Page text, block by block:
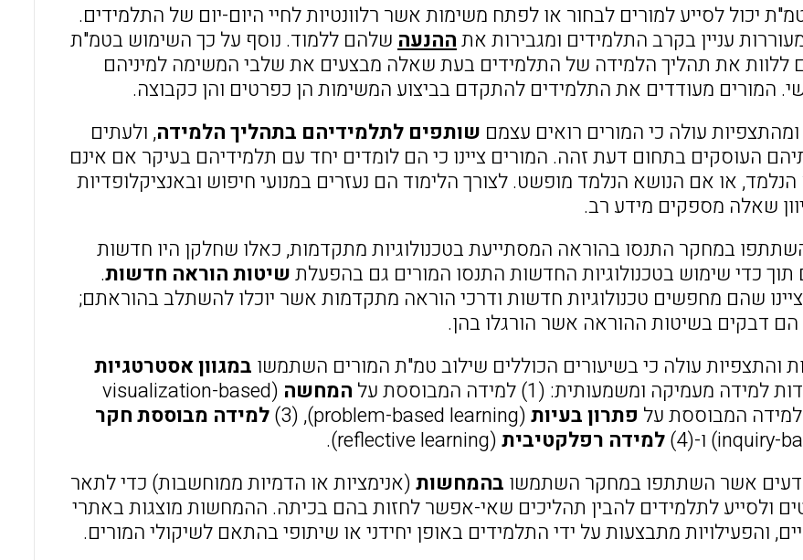
יכול לסייע למורים לבחור או לפתח משימות אשר רלוונטיות לחיי היום-יום של התלמידים.
עניין בקרב התלמידים ומגבירות אתההנעה שלהם ללמוד. נוסף על כך השימוש בטמ"ת
ללוות את תהליך הלמידה של התלמידים בעת שאלה מבצעים את שלבי המשימה למיניהם
המורים מעודדים את התלמידים להתקדם בביצוע המשימות הן כפרטים והן כקבוצה.
שותפים לתלמידיהם בתהליך הלמידה, ולעתים
העוסקים בתחום דעת זהה. המורים ציינו כי הם לומדים יחד עם תלמידיהם בעיקר אם אינם
או אם הנושא הנלמד מופשט. לצורך הלימוד הם נעזרים במנועי חיפוש ובאנציקלופדיות
שאלה מספקים מידע רב.
במחקר התנסו בהוראה המסתייעת בטכנולוגיות מתקדמות, כאלו שחלקן היו חדשות
תוך כדי שימוש בטכנולוגיות החדשות התנסו המורים גם בהפעלתשיטות הוראה חדשות.
שהם מחפשים טכנולוגיות חדשות ודרכי הוראה מתקדמות אשר יוכלו להשתלב בהוראתם;
הם דבקים בשיטות ההוראה אשר הורגלו בהן.
והתצפיות עולה כי בשיעורים הכוללים שילוב טמ"ת המורים השתמשו במגוון אסטרטגיות
מעמיקה ומשמעותית: (1) למידה המבוססת על המחשה (visualization-based
פתרון בעיות(problem-based learning), (3)
למידה מבוססת חקר
למידה רפלקטיבית(reflective learning).
בהמחשות(אנימציות או הדמיות ממוחשבות) כדי לתאר
ולסייע לתלמידים להבין תהליכים שאי-אפשר לחזות בהם בכיתה. ההמחשות מוצגות באתרי
והפעילויות מתבצעות על ידי התלמידים באופן יחידני או שיתופי בהתאם לשיקולי המורים.